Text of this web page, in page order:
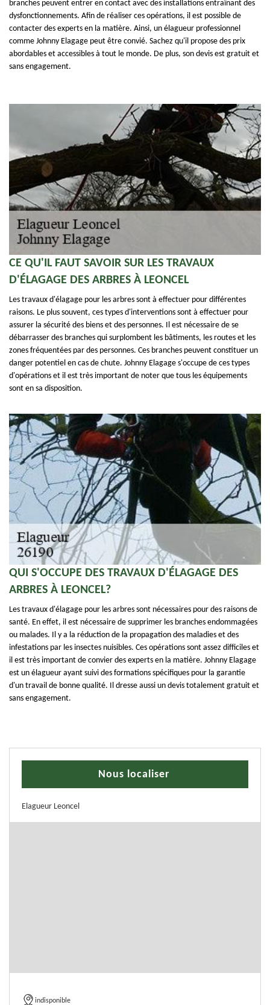
branches peuvent entrer en contact avec des installations entraînant des
dysfonctionnements. Afin de réaliser ces opérations, il est possible de
contacter des experts en la matière. Ainsi, un élagueur professionnel
comme Johnny Elagage peut être convié. Sachez qu'il propose des prix
abordables et accessibles à tout le monde. De plus, son devis est gratuit et
sans engagement.
CE QU'IL FAUT SAVOIR SUR LES TRAVAUX
D'ÉLAGAGE DES ARBRES À LEONCEL
Les travaux d'élagage pour les arbres sont à effectuer pour différentes
raisons. Le plus souvent, ces types d'interventions sont à effectuer pour
assurer la sécurité des biens et des personnes. Il est nécessaire de se
débarrasser des branches qui surplombent les bâtiments, les routes et les
zones fréquentées par des personnes. Ces branches peuvent constituer un
danger potentiel en cas de chute. Johnny Elagage s'occupe de ces types
d'opérations et il est très important de noter que tous les équipements
sont en sa disposition.
QUI S'OCCUPE DES TRAVAUX D'ÉLAGAGE DES
ARBRES À LEONCEL?
Les travaux d'élagage pour les arbres sont nécessaires pour des raisons de
santé. En effet, il est nécessaire de supprimer les branches endommagées
ou malades. Il y a la réduction de la propagation des maladies et des
infestations par les insectes nuisibles. Ces opérations sont assez difficiles et
il est très important de convier des experts en la matière. Johnny Elagage
est un élagueur ayant suivi des formations spécifiques pour la garantie
d'un travail de bonne qualité. Il dresse aussi un devis totalement gratuit et
sans engagement.
Nous localiser
Elagueur Leoncel
indisponible